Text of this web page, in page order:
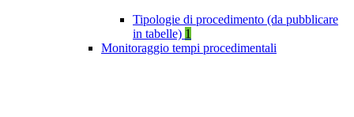
Tipologie di procedimento (da pubblicare
in tabelle) 1
Monitoraggio tempi procedimentali